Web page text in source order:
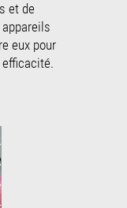
et de
eux pour